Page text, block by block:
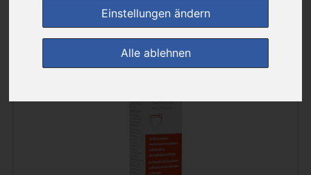
Einstellungen ändern
Alle ablehnen
(7)